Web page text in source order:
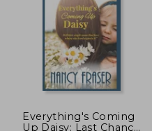
50%
dcto.
$ 80.443
$ 40.221
Everything's Coming
Up Daisy: Last Chance